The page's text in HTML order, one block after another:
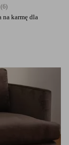
na karmę dla
na 6 ocenach
(6)